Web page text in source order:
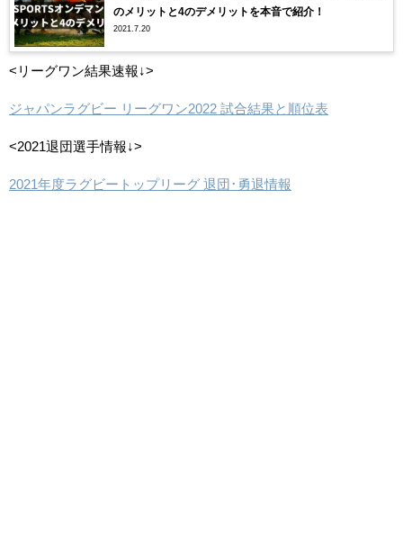
のメリットと4のデメリットを本音で紹介！
2021.7.20
<リーグワン結果速報↓>
ジャパンラグビー リーグワン2022 試合結果と順位表
<2021退団選手情報↓>
2021年度ラグビートップリーグ 退団･勇退情報